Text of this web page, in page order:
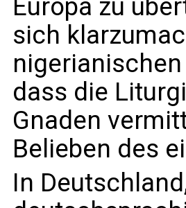
Europa zu
sich
dass die
Gnaden
Belieben des
In